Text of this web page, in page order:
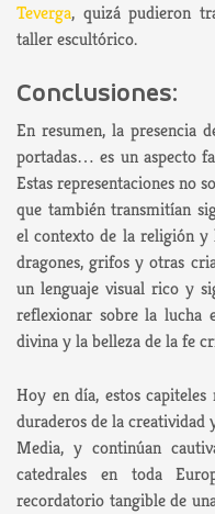
Teverga, quizá pudieron
taller escultórico.
Conclusiones:
En resumen, la presencia
portadas… es un aspecto
Estas representaciones no
que también transmitían
el contexto de la religión y
dragones, grifos y otras
un lenguaje visual rico y
reflexionar sobre la
divina y la belleza de la fe
Hoy en día, estos
duraderos de la
Media, y continúan
catedrales en toda
recordatorio tangible de